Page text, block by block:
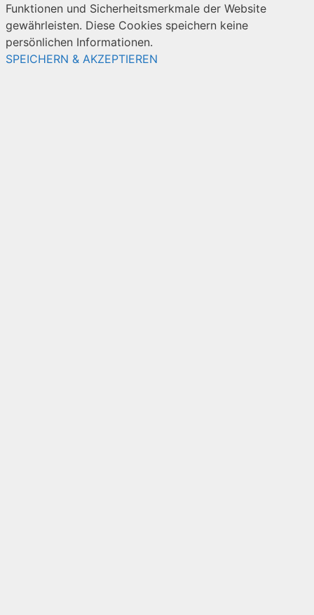
Funktionen und Sicherheitsmerkmale der Website
gewährleisten. Diese Cookies speichern keine
persönlichen Informationen.
SPEICHERN & AKZEPTIEREN